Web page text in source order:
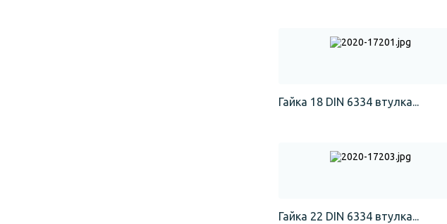
Гайка 18 DIN 6334 втулка...
Гайка 22 DIN 6334 втулка...